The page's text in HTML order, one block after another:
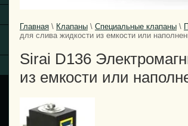
Главная \ Клапаны \ Специальные клапаны \
для слива жидкости из емкости или
Sirai D136
из емкости или